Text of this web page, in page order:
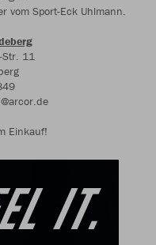
vom Sport-Eck Uhlmann.
Str. 11
Einkauf!